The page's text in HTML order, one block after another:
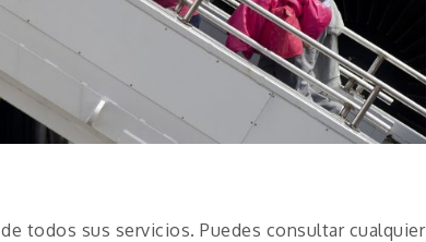
todos sus servicios. Puedes consultar cualquier